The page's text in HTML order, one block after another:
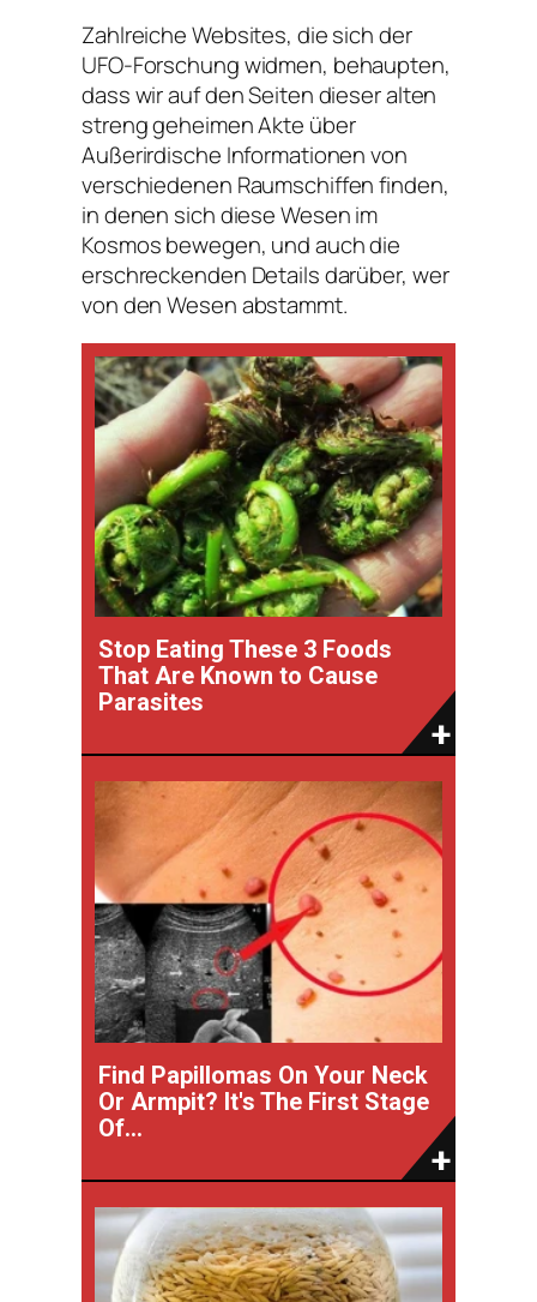
Zahlreiche Websites, die sich der
UFO-Forschung widmen, behaupten,
dass wir auf den Seiten dieser alten
streng geheimen Akte über
Außerirdische Informationen von
verschiedenen Raumschiffen finden,
in denen sich diese Wesen im
Kosmos bewegen, und auch die
erschreckenden Details darüber, wer
von den Wesen abstammt.
Stop Eating These 3 Foods
That Are Known to Cause
Parasites
Find Papillomas On Your Neck
Or Armpit? It's The First Stage
Of...